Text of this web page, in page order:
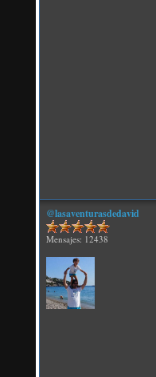
@lasaventurasdedavid
Mensajes: 12438